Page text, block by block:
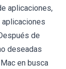
aplicaciones,
aplicaciones
de
deseadas
en busca